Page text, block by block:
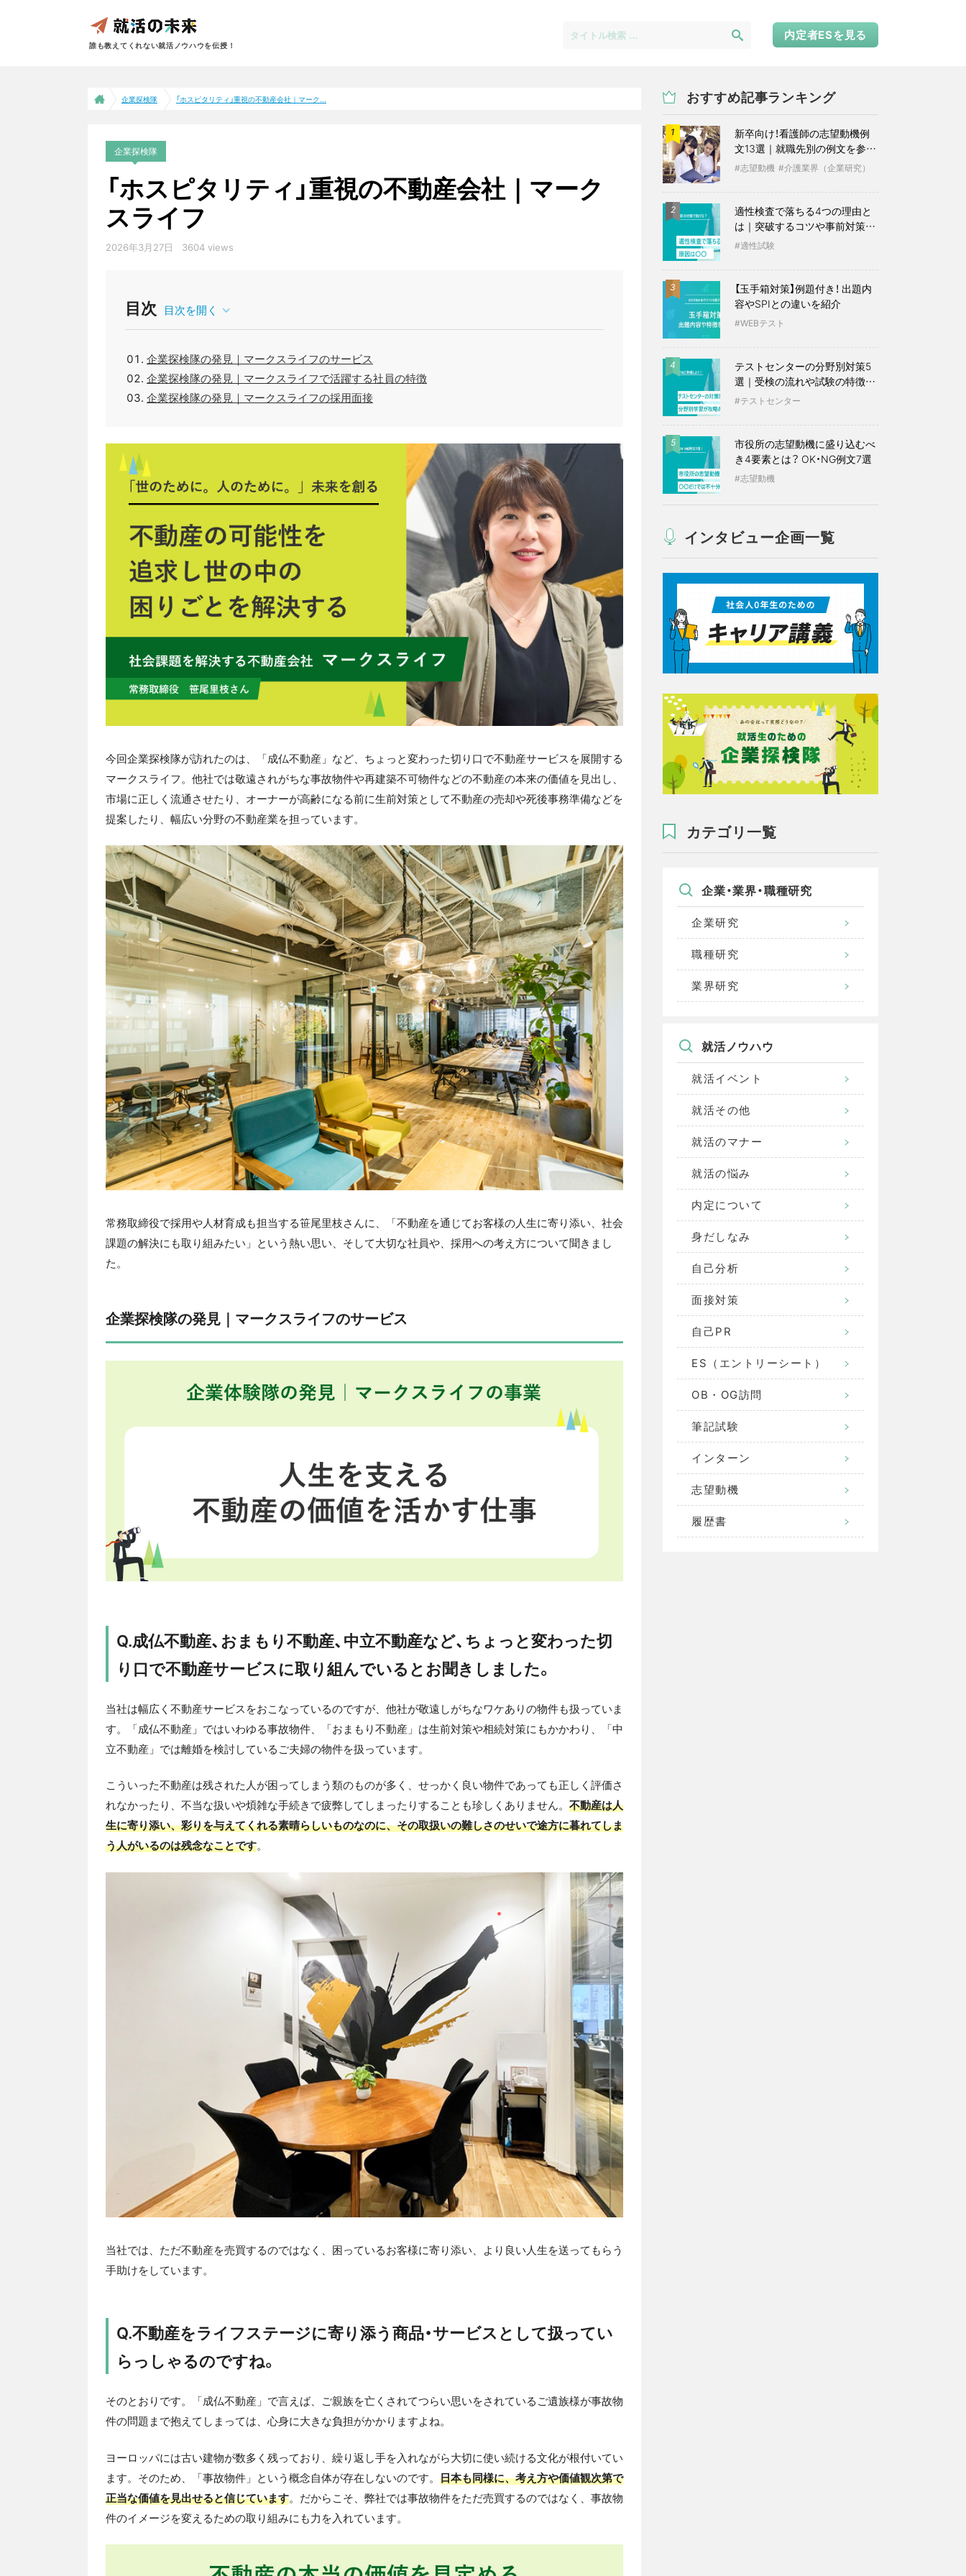
誰も教えてくれない就活ノウハウを伝授！
内定者ESを見る
企業探検隊 「ホスピタリティ」重視の不動産会社｜マーク...
企業探検隊
「ホスピタリティ」重視の不動産会社｜マーク
スライフ
2026年3月27日 3604 views
目次 目次を開く
企業探検隊の発見｜マークスライフのサービス
企業探検隊の発見｜マークスライフで活躍する社員の特徴
企業探検隊の発見｜マークスライフの採用面接
今回企業探検隊が訪れたのは、「成仏不動産」など、ちょっと変わった切り口で不動産サービスを展開する
マークスライフ。他社では敬遠されがちな事故物件や再建築不可物件などの不動産の本来の価値を見出し、
市場に正しく流通させたり、オーナーが高齢になる前に生前対策として不動産の売却や死後事務準備などを
提案したり、幅広い分野の不動産業を担っています。
常務取締役で採用や人材育成も担当する笹尾里枝さんに、「不動産を通じてお客様の人生に寄り添い、社会
課題の解決にも取り組みたい」という熱い思い、そして大切な社員や、採用への考え方について聞きまし
た。
企業探検隊の発見｜マークスライフのサービス
Q.成仏不動産、おまもり不動産、中立不動産など、ちょっと変わった切
り口で不動産サービスに取り組んでいるとお聞きしました。
当社は幅広く不動産サービスをおこなっているのですが、他社が敬遠しがちなワケありの物件も扱っていま
す。「成仏不動産」ではいわゆる事故物件、「おまもり不動産」は生前対策や相続対策にもかかわり、「中
立不動産」では離婚を検討しているご夫婦の物件を扱っています。
こういった不動産は残された人が困ってしまう類のものが多く、せっかく良い物件であっても正しく評価さ
れなかったり、不当な扱いや煩雑な手続きで疲弊してしまったりすることも珍しくありません。 不動産は人
生に寄り添い、彩りを与えてくれる素晴らしいものなのに、その取扱いの難しさのせいで途方に暮れてしま
う人がいるのは残念なことです。
当社では、ただ不動産を売買するのではなく、困っているお客様に寄り添い、より良い人生を送ってもらう
手助けをしています。
Q.不動産をライフステージに寄り添う商品・サービスとして扱ってい
らっしゃるのですね。
そのとおりです。「成仏不動産」で言えば、ご親族を亡くされてつらい思いをされているご遺族様が事故物
件の問題まで抱えてしまっては、心身に大きな負担がかかりますよね。
ヨーロッパには古い建物が数多く残っており、繰り返し手を入れながら大切に使い続ける文化が根付いてい
ます。そのため、「事故物件」という概念自体が存在しないのです。 日本も同様に、考え方や価値観次第で
正当な価値を見出せると信じています。だからこそ、弊社では事故物件をただ売買するのではなく、事故物
件のイメージを変えるための取り組みにも力を入れています。
おすすめ記事ランキング
1
新卒向け！看護師の志望動機例
文13選｜就職先別の例文を参考
に志望動機 介護業界（企業研究）
2
適性検査で落ちる4つの理由と
は｜突破するコツや事前対策も
紹介
適性試験
3
【玉手箱対策】例題付き！ 出題内
容やSPIとの違いを紹介
WEBテスト
4
テストセンターの分野別対策5
選｜受検の流れや試験の特徴も
紹介
テストセンター
5
市役所の志望動機に盛り込むべ
き4要素とは？ OK・NG例文7選
志望動機
インタビュー企画一覧
カテゴリ一覧
企業・業界・職種研究
企業研究
職種研究
業界研究
就活ノウハウ
就活イベント
就活その他
就活のマナー
就活の悩み
内定について
身だしなみ
自己分析
面接対策
自己PR
ES（エントリーシート）
OB・OG訪問
筆記試験
インターン
志望動機
履歴書